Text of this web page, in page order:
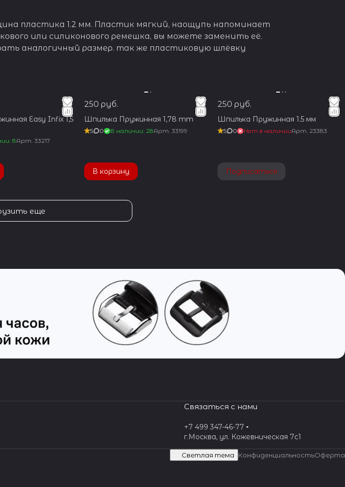
пластика 1.2 мм. Пластик мягкий, наощупь напоминает
или силиконового ремешка, вы можете заменить её.
аналогичный размер. так же пластиковую шлёвку
Easy Infix 1,5
8Арт.33217
250 руб.
Шпилька Пружинная 1,78 mm
5 0 В наличии: 28Арт. 33199
В корзину
250 руб.
Шпилька Пружинная 1.5 мм
5 0 Нет в наличииАрт. 23383
Подписаться
еще
Связаться с нами
+7 499 347-46-77
г.Москва, ул. Кожевническая 7c1
Светлая тема КонфиденциальностьОферта